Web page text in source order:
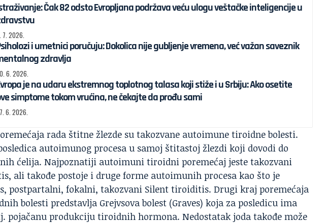
Čak 82 odsto Evropljana podržava veću ulogu veštačke inteligencije u
7. 2026.
i umetnici poručuju: Dokolica nije gubljenje vremena, već važan saveznik
zdravlja
6. 2026.
je na udaru ekstremnog toplotnog talasa koji stiže i u Srbiju: Ako osetite
simptome tokom vrućina, ne čekajte da prođu sami
6. 2026.
rada štitne žlezde su takozvane autoimune tiroidne bolesti.
autoimunog procesa u samoj štitastoj žlezdi koji dovodi do
ćelija. Najpoznatiji autoimuni tiroidni poremećaj jeste takozvani
ali takođe postoje i druge forme autoimunih procesa kao što je
postpartalni, fokalni, takozvani Silent tiroiditis. Drugi kraj poremećaja
bolesti predstavlja Grejvsova bolest (Graves) koja za posledicu ima
pojačanu produkciju tiroidnih hormona. Nedostatak joda takođe može